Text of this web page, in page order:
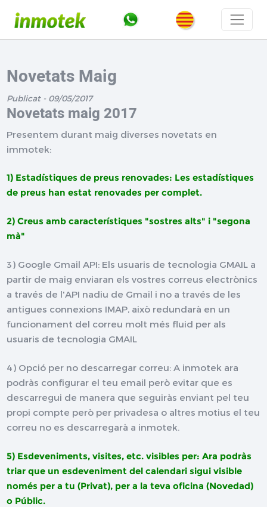
Novetats Maig
Publicat - 09/05/2017
Novetats maig 2017
Presentem durant maig diverses novetats en
immotek:
1) Estadístiques de preus renovades: Les estadístiques
de preus han estat renovades per complet.
2) Creus amb característiques "sostres alts" i "segona
mà"
3) Google Gmail API: Els usuaris de tecnologia GMAIL a
partir de maig enviaran els vostres correus electrònics
a través de l'API nadiu de Gmail i no a través de les
antigues connexions IMAP, això redundarà en un
funcionament del correu molt més fluid per als
usuaris de tecnologia GMAIL
4) Opció per no descarregar correu: A inmotek ara
podràs configurar el teu email però evitar que es
descarregui de manera que seguiràs enviant pel teu
propi compte però per privadesa o altres motius el teu
correu no es descarregarà a inmotek.
5) Esdeveniments, visites, etc. visibles per: Ara podràs
triar que un esdeveniment del calendari sigui visible
només per a tu (Privat), per a la teva oficina (Novedad)
o Públic.